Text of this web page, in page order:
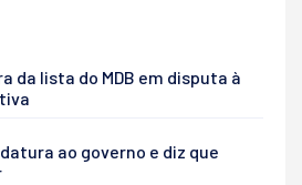
da lista do MDB em disputa à
ao governo e diz que